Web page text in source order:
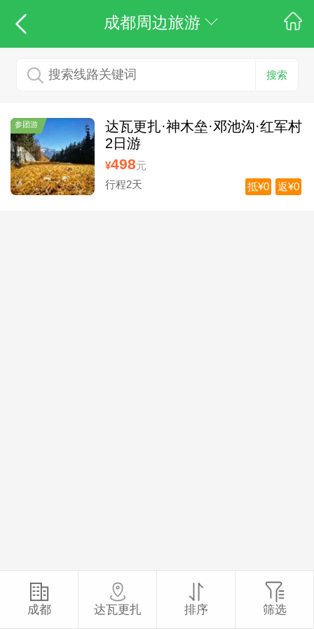
成都周边旅游
搜索
参团游
达瓦更扎·神木垒·邓池沟·红军村
2日游
¥498元
行程2天
返¥0
抵¥0
成都 达瓦更扎 排序 筛选